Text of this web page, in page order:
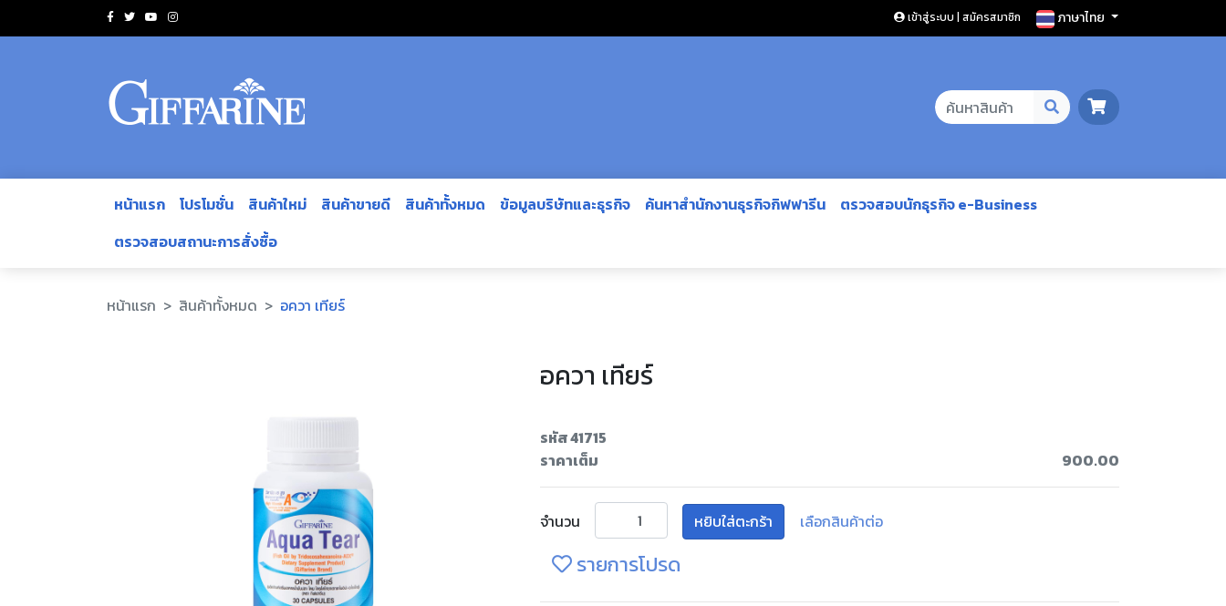
เข้าสู่ระบบ | สมัครสมาชิก ภาษาไทย
หน้าแรก โปรโมชั่น สินค้าใหม่ สินค้าขายดี สินค้าทั้งหมด ข้อมูลบริษัทและธุรกิจ ค้นหาสำนักงานธุรกิจกิฟฟารีน
ตรวจสอบนักธุรกิจ e-Business
ตรวจสอบสถานะการสั่งซื้อ
หน้าแรก สินค้าทั้งหมด อควา เทียร์
อควา เทียร์
รหัส 41715
ราคาเต็ม
900.00
จำนวน หยิบใส่ตะกร้า เลือกสินค้าต่อ
รายการโปรด